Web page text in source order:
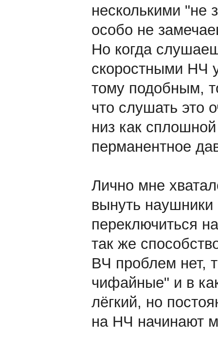
несколькими "не
особо не
Но когда
скоростными НЧ
тому подобным,
что слушать это
низ как
перманентное
Лично мне
вынуть
переключиться
так же
ВЧ проблем нет,
чифайные" и в
лёгкий, но
на НЧ начинают